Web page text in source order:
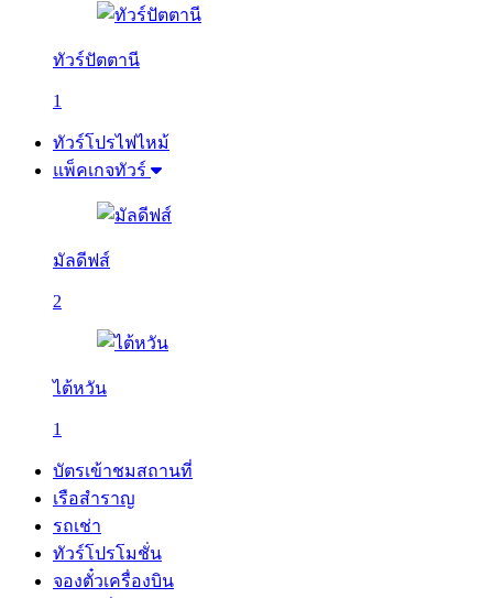
ทัวร์ปัตตานี
1
ทัวร์โปรไฟไหม้
แพ็คเกจทัวร์
มัลดีฟส์
2
ไต้หวัน
1
บัตรเข้าชมสถานที่
เรือสำราญ
รถเช่า
ทัวร์โปรโมชั่น
จองตั๋วเครื่องบิน